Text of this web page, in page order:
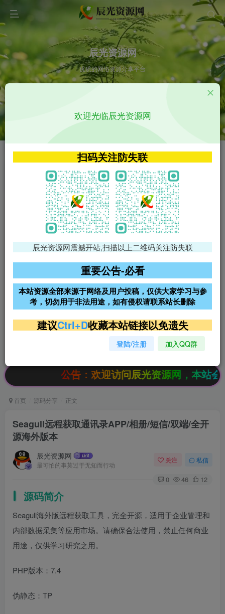
辰光资源网
优质的网络资源分享平台
VIP特权介绍 APP源码
VIP特权介绍
火
VIP特权介绍
影视源码
影视源码
免费领支付宝红包
腾讯轻量4核4G3M服务器38元/
阿里云2核2G200M服务器68元/
年
雨云高防免备案服务器
超低价文字广告位招租 超低价文字广告位招租
超低价文字广告位招租
公告：欢迎访问辰光资源网，本站会员限
首页 源码分享 正文
Seagull远程获取通讯录APP/相册/短信/双端/全开
源海外版本
辰光资源网
最可怕的事莫过于无知而行动
关注 私信
0 46 12
源码简介
Seagull海外版远程获取工具，完全开源，适用于企业管理和
内部数据采集等应用市场。请确保合法使用，禁止任何商业
用途，仅供学习研究之用。
PHP版本：7.4
伪静态：TP
欢迎光临辰光资源网
扫码关注防失联
辰光资源网震撼开站,扫描以上二维码关注防失联
重要公告-必看
本站资源全部来源于网络及用户投稿，仅供大家学习与参
考，切勿用于非法用途，如有侵权请联系站长删除
建议Ctrl+D收藏本站链接以免遗失
登陆/注册 加入QQ群